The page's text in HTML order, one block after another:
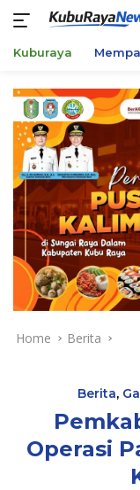
content
Kuburaya
Home Berita
Berita,
Operasi